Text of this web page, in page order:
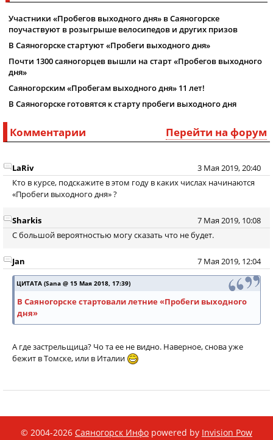
Участники «Пробегов выходного дня» в Саяногорске
поучаствуют в розыгрыше велосипедов и других призов
В Саяногорске стартуют «Пробеги выходного дня»
Почти 1300 саяногорцев вышли на старт «Пробегов выходного
дня»
Саяногорским «Пробегам выходного дня» 11 лет!
В Саяногорске готовятся к старту пробеги выходного дня
Перейти на форум
Комментарии
3 Мая 2019, 20:40
LaRiv
Кто в курсе, подскажите в этом году в каких числах начинаются
«Пробеги выходного дня» ?
7 Мая 2019, 10:08
Sharkis
С большой вероятностью могу сказать что не будет.
7 Мая 2019, 12:04
Jan
ЦИТАТА (Sana @ 15 Мая 2018, 17:39)
В Саяногорске стартовали летние «Пробеги выходного
дня»
А где застрельщица? Чо та ее не видно. Наверное, снова уже
бежит в Томске, или в Италии
© 2004-2026 Саяногорск Инфо powered by Invision Pow